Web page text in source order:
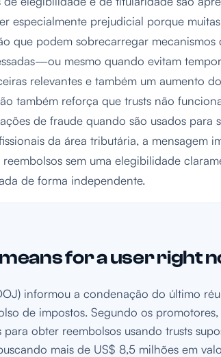
especialmente prejudicial porque
que podem sobrecarregar mecanismos
mesmo quando evitam
relevantes e também um aumento
também reforça que trusts não
de fraude quando são usados para
da área tributária, a mensagem
sem uma elegibilidade
de forma independente.
for a user right
informou a condenação do último
de impostos. Segundo os
obter reembolsos usando trusts
mais de US$ 8,5 milhões em